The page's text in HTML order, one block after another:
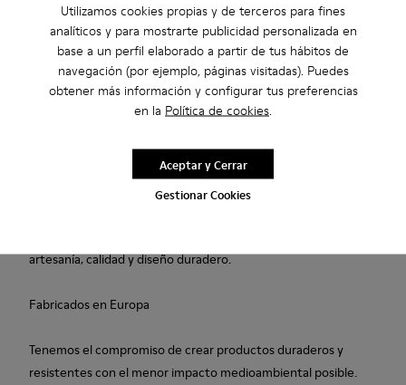
Utilizamos cookies propias y de terceros para fines
analíticos y para mostrarte publicidad personalizada en
base a un perfil elaborado a partir de tus hábitos de
navegación (por ejemplo, páginas visitadas). Puedes
obtener más información y configurar tus preferencias
en la Política de cookies.
Gestionar Cookies
Aceptar y Cerrar
Descripción
Zapatos marrones de piel de curtición vegetal para hombre
con plantillas de PU extraíbles y suelas de goma.
inconfundible suela inspirada en el deporte y compuesta por
87 esferas, cada par está fabricado a mano con pieles
europeas cosidas en 360º a la suela de goma original.
artesanía, calidad y diseño duradero.
Fabricados en Europa
Tenemos el compromiso de crear productos duraderos y
resistentes con el menor impacto medioambiental posible.